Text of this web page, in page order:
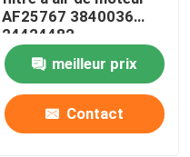
AF25767 3840036
24424482
meilleur prix
Contact